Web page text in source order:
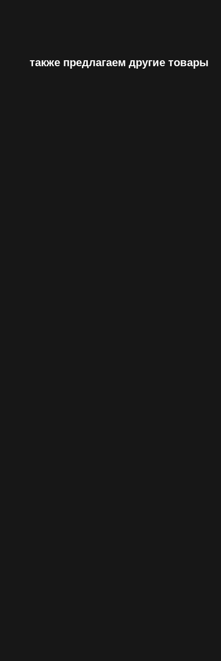
также предлагаем другие товары